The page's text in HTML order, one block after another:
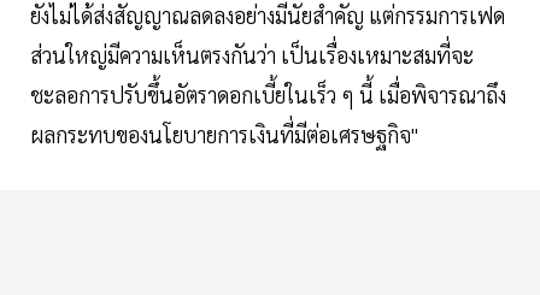
ยังไม่ได้ส่งสัญญาณลดลงอย่างมีนัยสำคัญ แต่กรรมการเฟด
ส่วนใหญ่มีความเห็นตรงกันว่า เป็นเรื่องเหมาะสมที่จะ
ชะลอการปรับขึ้นอัตราดอกเบี้ยในเร็ว ๆ นี้ เมื่อพิจารณาถึง
ผลกระทบของนโยบายการเงินที่มีต่อเศรษฐกิจ"